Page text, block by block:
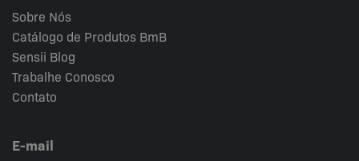
Sobre Nós
Catálogo de Produtos BmB
Sensii Blog
Trabalhe Conosco
Contato
E-mail